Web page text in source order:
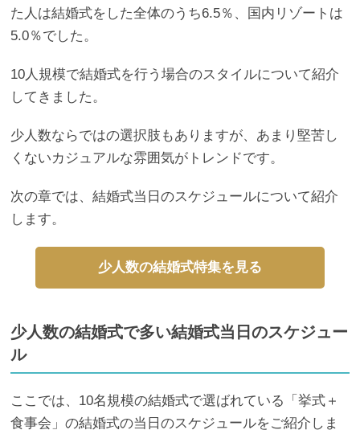
た人は結婚式をした全体のうち6.5％、国内リゾートは
5.0％でした。
10人規模で結婚式を行う場合のスタイルについて紹介
してきました。
少人数ならではの選択肢もありますが、あまり堅苦し
くないカジュアルな雰囲気がトレンドです。
次の章では、結婚式当日のスケジュールについて紹介
します。
少人数の結婚式特集を見る
少人数の結婚式で多い結婚式当日のスケジュー
ル
ここでは、10名規模の結婚式で選ばれている「挙式＋
食事会」の結婚式の当日のスケジュールをご紹介しま